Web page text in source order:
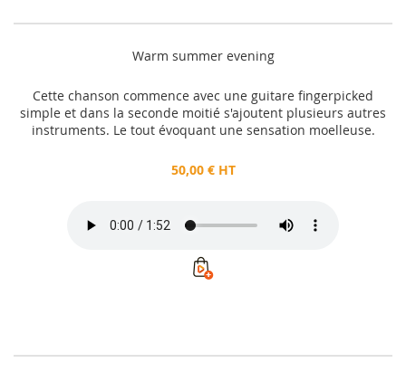
Warm summer evening
Cette chanson commence avec une guitare fingerpicked
simple et dans la seconde moitié s'ajoutent plusieurs autres
instruments. Le tout évoquant une sensation moelleuse.
50,00 € HT